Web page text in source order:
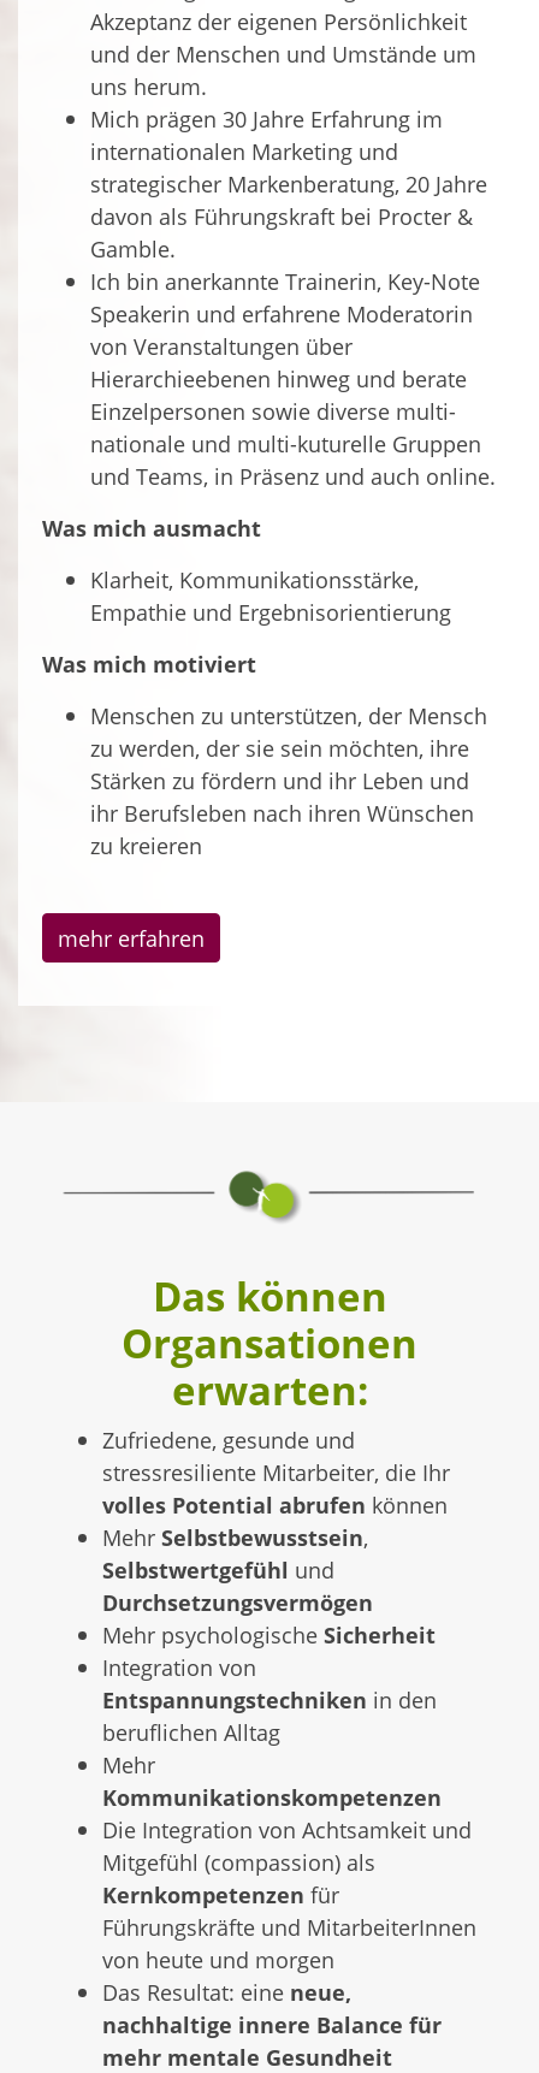
Akzeptanz der eigenen Persönlichkeit
und der Menschen und Umstände um
uns herum.
Mich prägen 30 Jahre Erfahrung im
internationalen Marketing und
strategischer Markenberatung, 20 Jahre
davon als Führungskraft bei Procter &
Gamble.
Ich bin anerkannte Trainerin, Key-Note
Speakerin und erfahrene Moderatorin
von Veranstaltungen über
Hierarchieebenen hinweg und berate
Einzelpersonen sowie diverse multi-
nationale und multi-kuturelle Gruppen
und Teams, in Präsenz und auch online.
Was mich ausmacht
Klarheit, Kommunikationsstärke,
Empathie und Ergebnisorientierung
Was mich motiviert
Menschen zu unterstützen, der Mensch
zu werden, der sie sein möchten, ihre
Stärken zu fördern und ihr Leben und
ihr Berufsleben nach ihren Wünschen
zu kreieren
mehr erfahren
Das können
Organsationen
erwarten:
Zufriedene, gesunde und
stressresiliente Mitarbeiter, die Ihr
volles Potential abrufen können
Mehr Selbstbewusstsein,
Selbstwertgefühl und
Durchsetzungsvermögen
Mehr psychologische Sicherheit
Integration von
Entspannungstechniken in den
beruflichen Alltag
Mehr
Kommunikationskompetenzen
Die Integration von Achtsamkeit und
Mitgefühl (compassion) als
Kernkompetenzen für
Führungskräfte und MitarbeiterInnen
von heute und morgen
Das Resultat: eine neue,
nachhaltige innere Balance für
mehr mentale Gesundheit